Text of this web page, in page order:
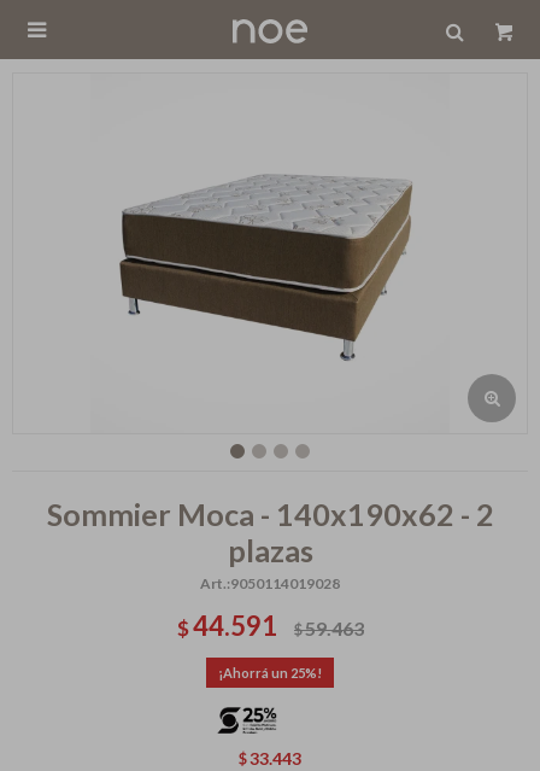

Sommier Moca - 140x190x62 - 2
plazas
9050114019028
$44.591 $59.463
25
$33.443